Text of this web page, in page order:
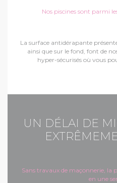
UN DÉLAI DE
Sans travaux de maçonnerie, la
en une
Nos piscines sont parmi
La surface antidérapante
ainsi que sur le fond, font de
hyper-sécurisés où vous